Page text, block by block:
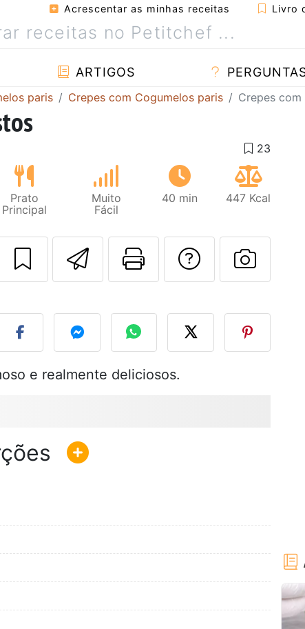
Acrescentar as minhas receitas Livro
ARTIGOS
paris Crepes com Cogumelos paris Crepes
Prato
Principal
Muito
Fácil
40 min 447 Kcal
Enviar esta receita
Imprima esta
Falar
Fez
e realmente deliciosos.